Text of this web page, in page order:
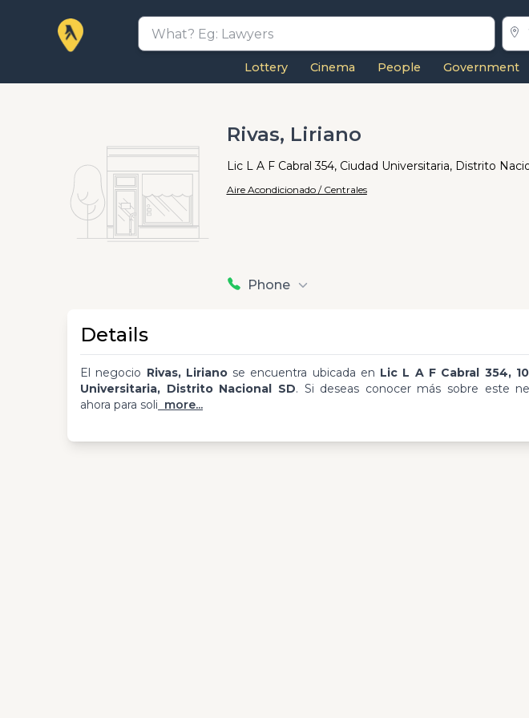
Lottery Cinema People Government
Rivas, Liriano
Lic L A F Cabral 354, Ciudad Universitaria, Distrito
Aire Acondicionado / Centrales
Phone
Details
El negocio Rivas, Lirianose encuentra ubicada en Lic L A F Cabral 354,
Universitaria, Distrito Nacional SD. Si deseas conocer más sobre este
ahora para soli more...